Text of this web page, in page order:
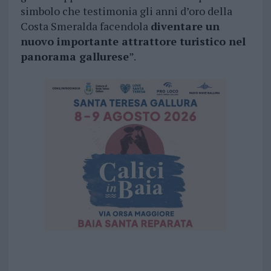
simbolo che testimonia gli anni d’oro della
Costa Smeralda facendola diventare un
nuovo importante attrattore turistico nel
panorama gallurese”.